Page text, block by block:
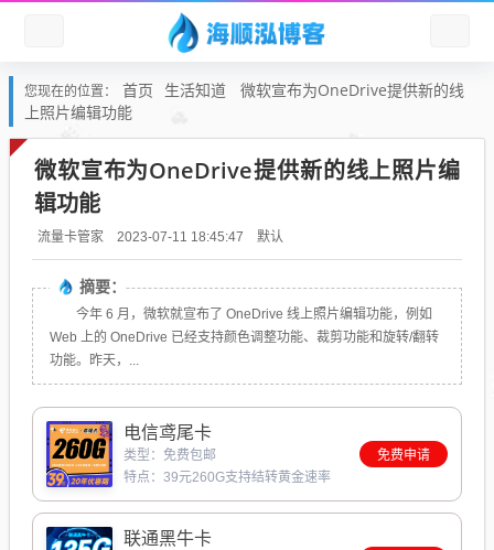
您现在的位置： 首页 生活知道
微软宣布为OneDrive提供新的线
上照片编辑功能
微软宣布为OneDrive提供新的线上照片编
辑功能
流量卡管家 2023-07-11 18:45:47 默认
摘要：
今年 6 月，微软就宣布了 OneDrive 线上照片编辑功能，例如
Web 上的 OneDrive 已经支持颜色调整功能、裁剪功能和旋转/翻转
功能。昨天，...
电信鸢尾卡
类型：免费包邮
特点：39元260G支持结转黄金速率
免费申请
联通黑牛卡